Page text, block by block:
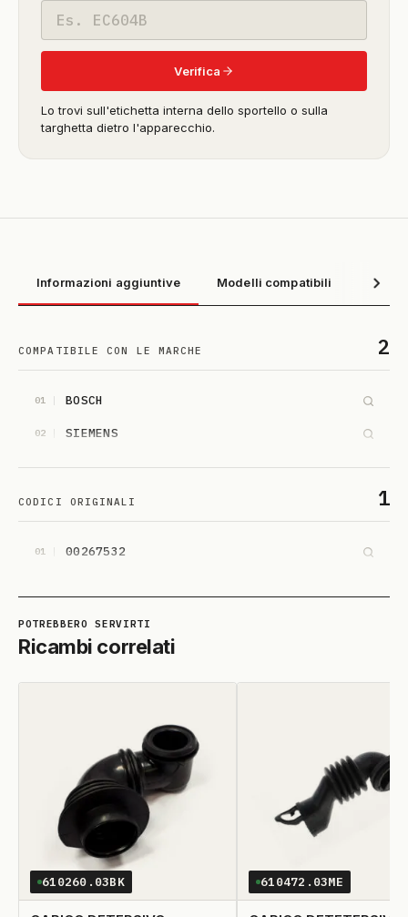
modello
Verifica
Lo trovi sull'etichetta interna dello sportello o sulla
targhetta dietro l'apparecchio.
Informazioni aggiuntive Modelli compatibili
COMPATIBILE CON LE MARCHE 2
01 BOSCH
02 SIEMENS
CODICI ORIGINALI 1
01 00267532
Ricambi correlati
610260.03BK 610472.03ME